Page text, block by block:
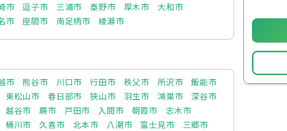
市 逗子市 三浦市 秦野市 厚木市
大和市
市 座間市 南足柄市 綾瀬市
市 熊谷市 川口市 行田市 秩父市 所沢市
飯能市
東松山市 春日部市 狭山市 羽生市 鴻巣市
深谷市
越谷市 蕨市 戸田市 入間市 朝霞市
志木市
桶川市 久喜市 北本市 八潮市 富士見市
三郷市